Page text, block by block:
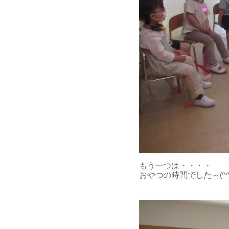
もう一つは・・・・
おやつの時間でした～